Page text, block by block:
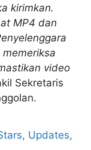
kirimkan.
MP4 dan
video
Sekretaris
, Updates,